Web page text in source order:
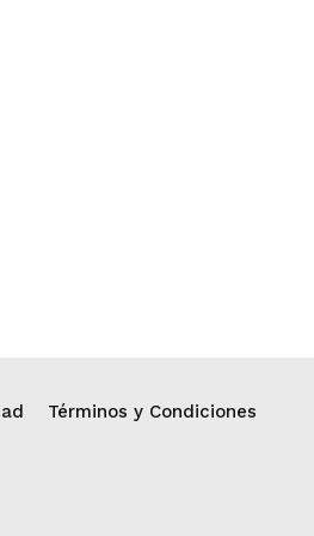
Términos y Condiciones